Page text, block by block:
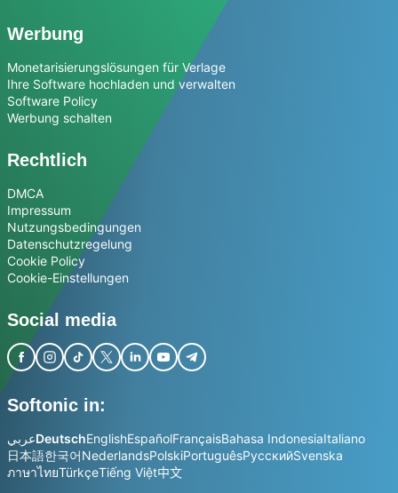
Werbung
Monetarisierungslösungen für Verlage
Ihre Software hochladen und verwalten
Software Policy
Werbung schalten
Rechtlich
DMCA
Impressum
Nutzungsbedingungen
Datenschutzregelung
Cookie Policy
Cookie-Einstellungen
Social media
Softonic in:
عربيDeutschEnglishEspañolFrançaisBahasa IndonesiaItaliano
日本語한국어NederlandsPolskiPortuguêsРусскийSvenska
ภาษาไทยTürkçeTiếng Việt中文